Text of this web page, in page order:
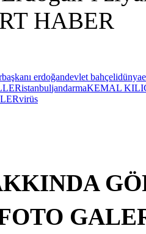
HABER
erdoğandevlet bahçelidünya
istanbuljandarmaKEMAL
virüs